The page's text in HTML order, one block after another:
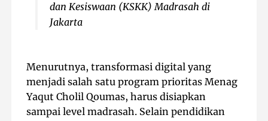
dan Kesiswaan (KSKK) Madrasah di
Jakarta
Menurutnya, transformasi digital yang
menjadi salah satu program prioritas Menag
Yaqut Cholil Qoumas, harus disiapkan
sampai level madrasah. Selain pendidikan